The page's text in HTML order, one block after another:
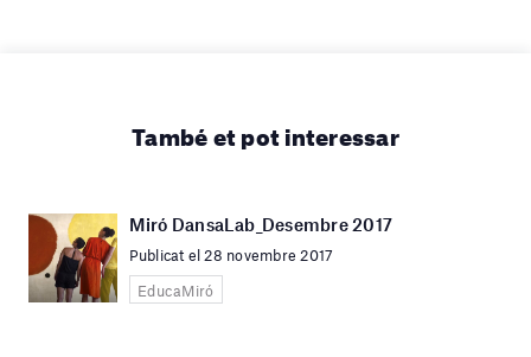
També et pot interessar
Miró DansaLab_Desembre 2017
Publicat el 28 novembre 2017
EducaMiró